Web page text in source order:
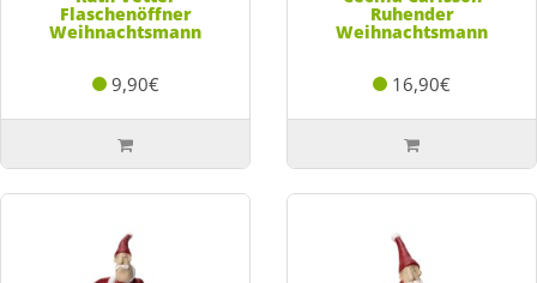
Flaschenöffner
Weihnachtsmann
9,90€
Ruhender
Weihnachtsmann
16,90€